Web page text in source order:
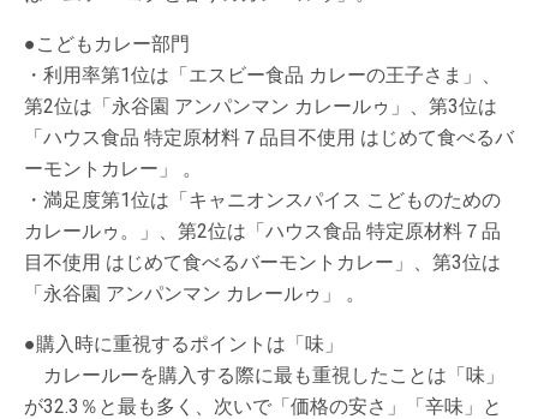
●こどもカレー部門
・利用率第1位は「エスビー食品 カレーの王子さま」、
第2位は「永谷園 アンパンマン カレールゥ」、第3位は
「ハウス食品 特定原材料７品目不使用 はじめて食べるバ
ーモントカレー」 。
・満足度第1位は「キャニオンスパイス こどものための
カレールゥ。」、第2位は「ハウス食品 特定原材料７品
目不使用 はじめて食べるバーモントカレー」、第3位は
「永谷園 アンパンマン カレールゥ」 。
●購入時に重視するポイントは「味」
カレールーを購入する際に最も重視したことは「味」
が32.3％と最も多く、次いで「価格の安さ」「辛味」と